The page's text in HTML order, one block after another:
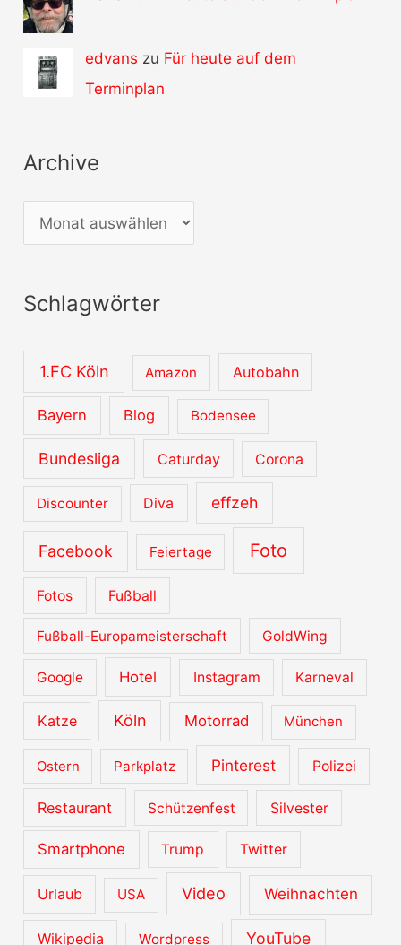
edvans zu Für heute auf dem
Terminplan
Archive
r
h
e
Schlagwörter
1.FC Köln Amazon Autobahn
Bayern Blog Bodensee
Bundesliga Caturday Corona
Discounter Diva effzeh
Facebook Feiertage Foto
Fotos Fußball
Fußball-Europameisterschaft GoldWing
Google Hotel Instagram Karneval
Katze Köln Motorrad München
Ostern Parkplatz Pinterest Polizei
Restaurant Schützenfest Silvester
Smartphone Trump Twitter
Urlaub USA Video Weihnachten
Wikipedia Wordpress YouTube